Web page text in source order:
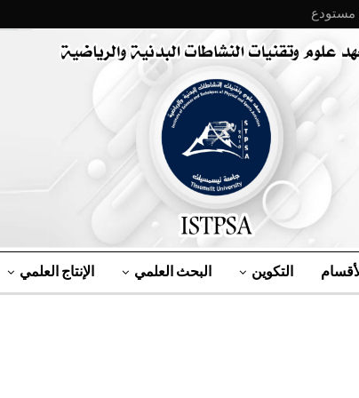
التكوين البحث العلمي الإنتاج العلمي